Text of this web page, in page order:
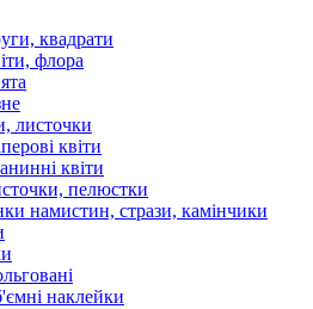
квадрати
флора
листочки
квіти
квіти
пелюстки
намистин, стрази, камінчики
наклейки